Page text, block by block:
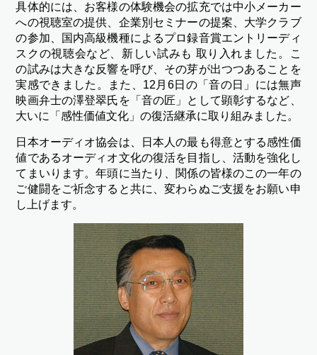
具体的には、お客様の体験機会の拡充では中小メーカー
への視聴室の提供、企業別セミナーの提案、大学クラブ
の参加、国内高級機種によるプロ録音賞エントリーディ
スクの視聴会など、新しい試みも 取り入れました。こ
の試みは大きな反響を呼び、その芽が出つつあることを
実感できました。また、12月6日の「音の日」には無声
映画弁士の澤登翠氏を「音の匠」として顕彰するなど、
大いに「感性価値文化」の復活継承に取り組みました。
日本オーディオ協会は、日本人の最も得意とする感性価
値であるオーディオ文化の復活を目指し、活動を強化し
てまいります。年頭に当たり、関係の皆様のこの一年の
ご健闘をご祈念すると共に、変わらぬご支援をお願い申
し上げます。